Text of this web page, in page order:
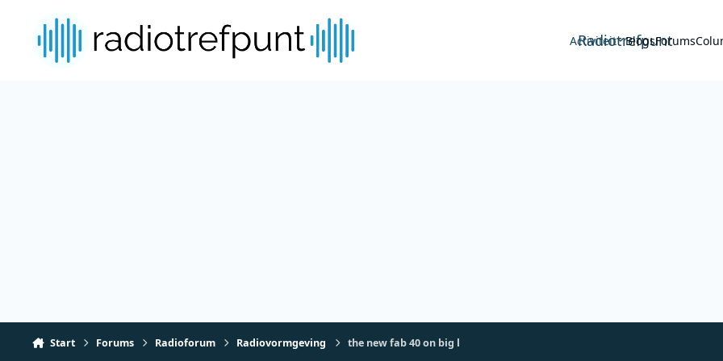
Radiotrefpunt
Activiteit BlogsForums
Start Forums Radioforum Radiovormgeving the new fab 40 on big l